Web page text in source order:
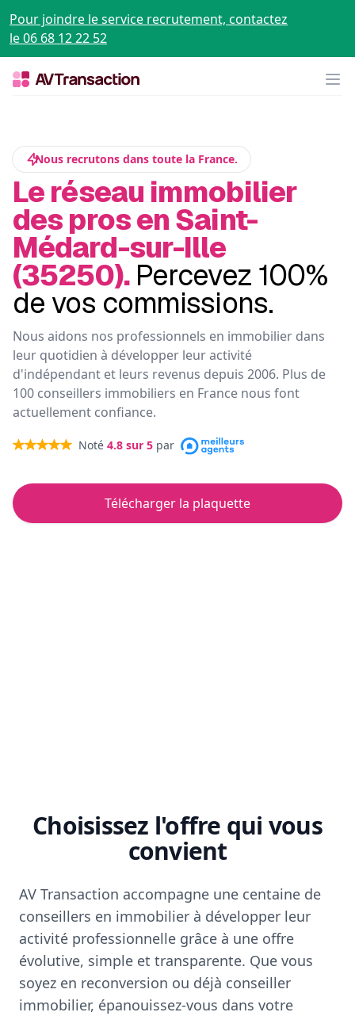
Pour joindre le service recrutement, contactez
le 06 68 12 22 52
Nous recrutons dans toute la France.
Le réseau immobilier
des pros en Saint-
Médard-sur-Ille
(35250). Percevez 100%
de vos commissions.
Nous aidons nos professionnels en immobilier dans
leur quotidien à développer leur activité
d'indépendant et leurs revenus depuis 2006. Plus de
100 conseillers immobiliers en France nous font
actuellement confiance.
Noté 4.8 sur 5 par
Télécharger la plaquette
Choisissez l'offre qui vous
convient
AV Transaction accompagne une centaine de
conseillers en immobilier à développer leur
activité professionnelle grâce à une offre
évolutive, simple et transparente. Que vous
soyez en reconversion ou déjà conseiller
immobilier, épanouissez-vous dans votre